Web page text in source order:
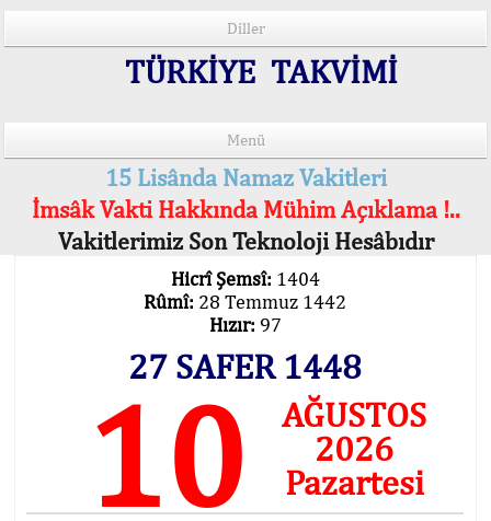
Diller
TÜRKİYE TAKVİMİ
Menü
15 Lisânda Namaz Vakitleri
İmsâk Vakti Hakkında Mühim Açıklama !..
Vakitlerimiz Son Teknoloji Hesâbıdır
Hicrî Şemsî: 1404
Rûmî: 28 Temmuz 1442
Hızır: 97
27 SAFER 1448
10
AĞUSTOS
2026
Pazartesi